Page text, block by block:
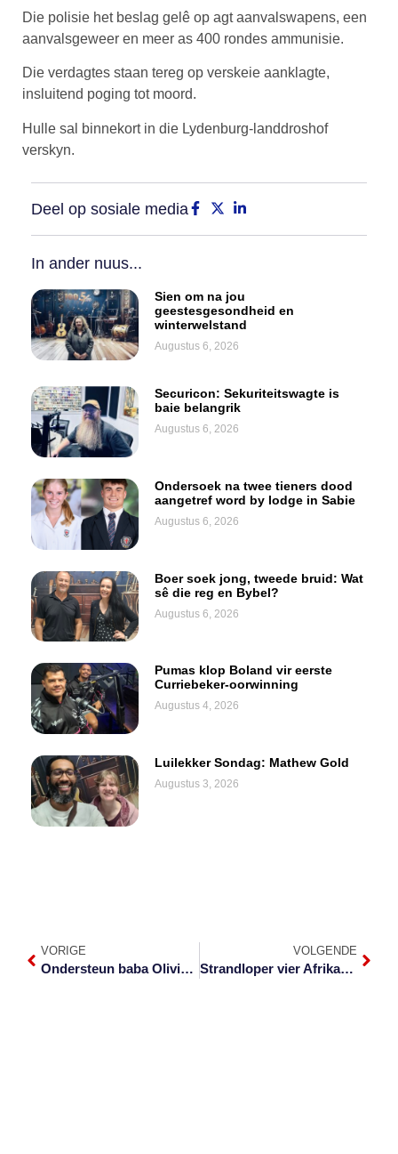
Die polisie het beslag gelê op agt aanvalswapens, een
aanvalsgeweer en meer as 400 rondes ammunisie.
Die verdagtes staan ​​tereg op verskeie aanklagte,
insluitend poging tot moord.
Hulle sal binnekort in die Lydenburg-landdroshof
verskyn.
Deel op sosiale media
In ander nuus...
Sien om na jou
geestesgesondheid en
winterwelstand
Augustus 6, 2026
Securicon: Sekuriteitswagte is
baie belangrik
Augustus 6, 2026
Ondersoek na twee tieners dood
aangetref word by lodge in Sabie
Augustus 6, 2026
Boer soek jong, tweede bruid: Wat
sê die reg en Bybel?
Augustus 6, 2026
Pumas klop Boland vir eerste
Curriebeker-oorwinning
Augustus 4, 2026
Luilekker Sondag: Mathew Gold
Augustus 3, 2026
VORIGE
Ondersteun baba Olivia met kwilt-projek
VOLGENDE
Strandloper vier Afrikaans 100